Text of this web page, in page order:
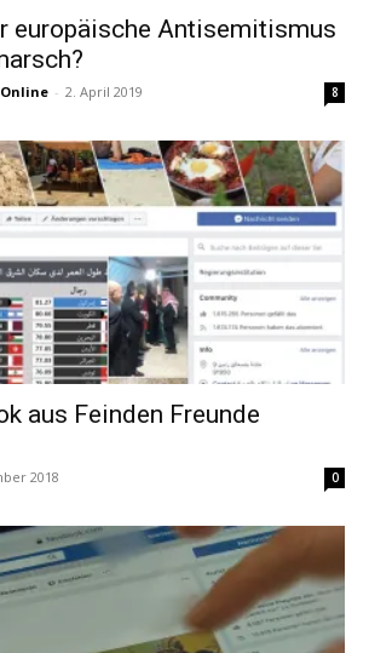
europäische Antisemitismus
- 2. April 2019 8
aus Feinden Freunde
2018 0